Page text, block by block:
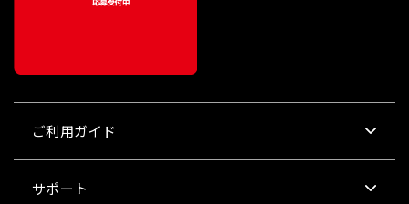
ご利用ガイド
サポート